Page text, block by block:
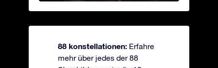
88 konstellationen: Erfahre
mehr über jedes der 88